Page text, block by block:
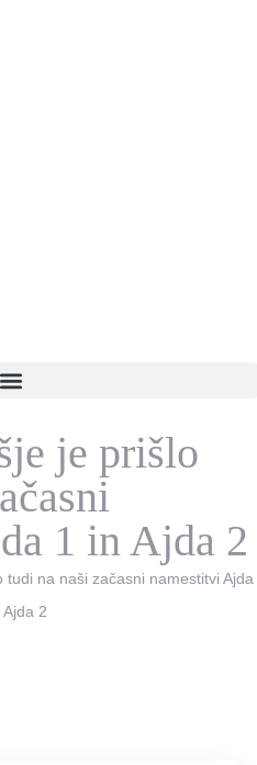
je prišlo
1 in Ajda 2
tudi na naši začasni namestitvi Ajda
Ajda 2